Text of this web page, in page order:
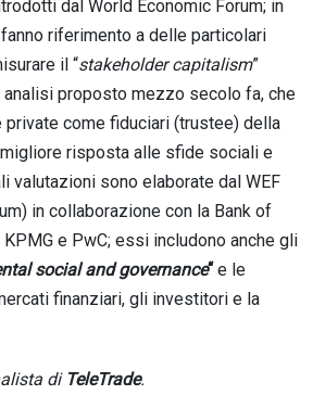
dal World Economic Forum; in
riferimento a delle particolari
il “stakeholder capitalism”
proposto mezzo secolo fa, che
come fiduciari (trustee) della
risposta alle sfide sociali e
valutazioni sono elaborate dal WEF
in collaborazione con la Bank of
KPMG e PwC; essi includono anche gli
social and governance“e le
finanziari, gli investitori e la
di TeleTrade.